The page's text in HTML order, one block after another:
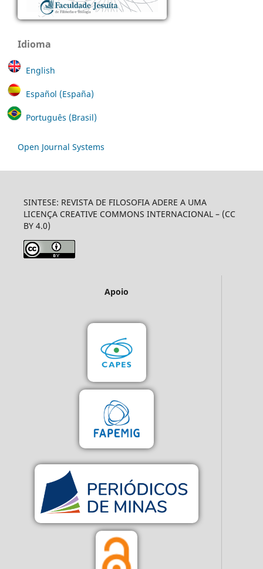
Idioma
English
Español (España)
Português (Brasil)
Open Journal Systems
SINTESE: REVISTA DE FILOSOFIA ADERE A UMA
LICENÇA CREATIVE COMMONS INTERNACIONAL – (CC
BY 4.0)
Apoio